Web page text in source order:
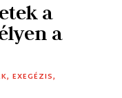
a
a
,EXEGÉZIS,